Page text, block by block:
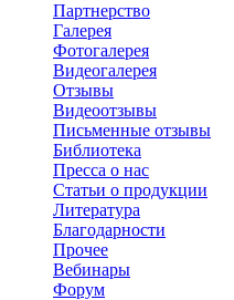
Партнерство
Галерея
Фотогалерея
Видеогалерея
Отзывы
Видеоотзывы
Письменные отзывы
Библиотека
Пресса о нас
Статьи о продукции
Литература
Благодарности
Прочее
Вебинары
Форум